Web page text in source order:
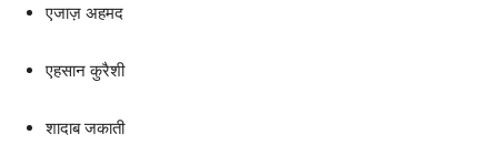
एजाज़ अहमद
एहसान कुरैशी
शादाब जकाती